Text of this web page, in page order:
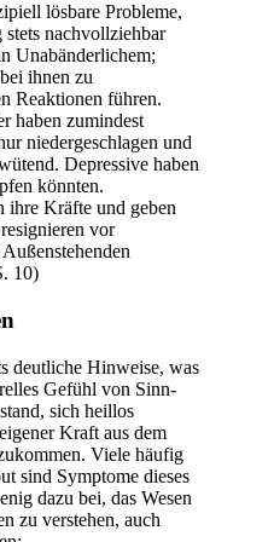
lösbare Probleme,
nachvollziehbar
Unabänderlichem;
ihnen zu
Reaktionen führen.
haben zumindest
niedergeschlagen und
Depressive haben
könnten.
ihre Kräfte und geben
vor
10)
deutliche Hinweise, was
Gefühl von Sinn-
sich heillos
Kraft aus dem
Viele häufig
sind Symptome dieses
dazu bei, das Wesen
zu verstehen, auch